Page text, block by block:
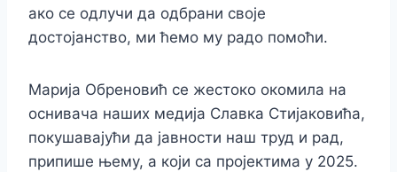
ако се одлучи да одбрани своје
достојанство, ми ћемо му радо помоћи.
Марија Обреновић се жестоко окомила на
оснивача наших медија Славка Стијаковића,
покушавајући да јавности наш труд и рад,
припише њему, а који са пројектима у 2025.